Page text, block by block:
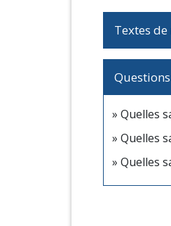
Textes
Questions
Quelles
Quelles
Quelles